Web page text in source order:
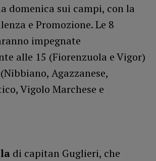
domenica sui campi, con la
e Promozione. Le 8
impegnate
alle 15 (Fiorenzuola e Vigor)
Agazzanese,
Vigolo Marchese e
di capitan Guglieri, che